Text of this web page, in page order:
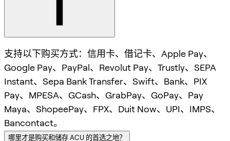
支持以下购买方式：信用卡、借记卡、Apple Pay、
Google Pay、PayPal、Revolut Pay、Trustly、SEPA
Instant、Sepa Bank Transfer、Swift、Bank、PIX
Pay、MPESA、GCash、GrabPay、GoPay、Pay
Maya、ShopeePay、FPX、Duit Now、UPI、IMPS、
Bancontact。
哪里才是购买和储存 ACU 的首选之地？